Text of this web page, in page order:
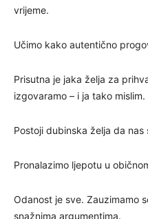
vrijeme.
Učimo kako autentično
Prisutna je jaka želja za
izgovaramo – i ja tako
Postoji dubinska želja da nas
Pronalazimo ljepotu u
Odanost je sve. Zauzimamo
snažnima argumentima.